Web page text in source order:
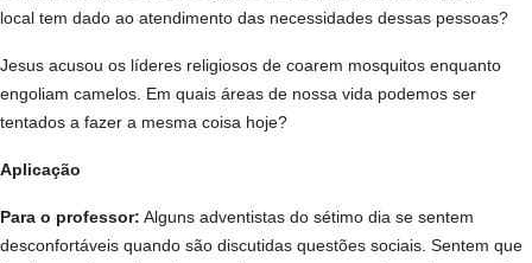
local tem dado ao atendimento das necessidades dessas pessoas?
Jesus acusou os líderes religiosos de coarem mosquitos enquanto
engoliam camelos. Em quais áreas de nossa vida podemos ser
tentados a fazer a mesma coisa hoje?
Aplicação
Para o professor: Alguns adventistas do sétimo dia se sentem
desconfortáveis quando são discutidas questões sociais. Sentem que